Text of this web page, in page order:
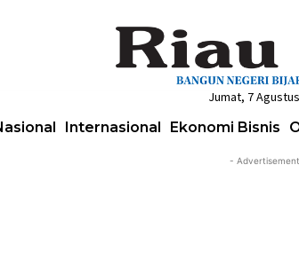
Jumat, 7
Internasional Ekonomi Bisnis
-